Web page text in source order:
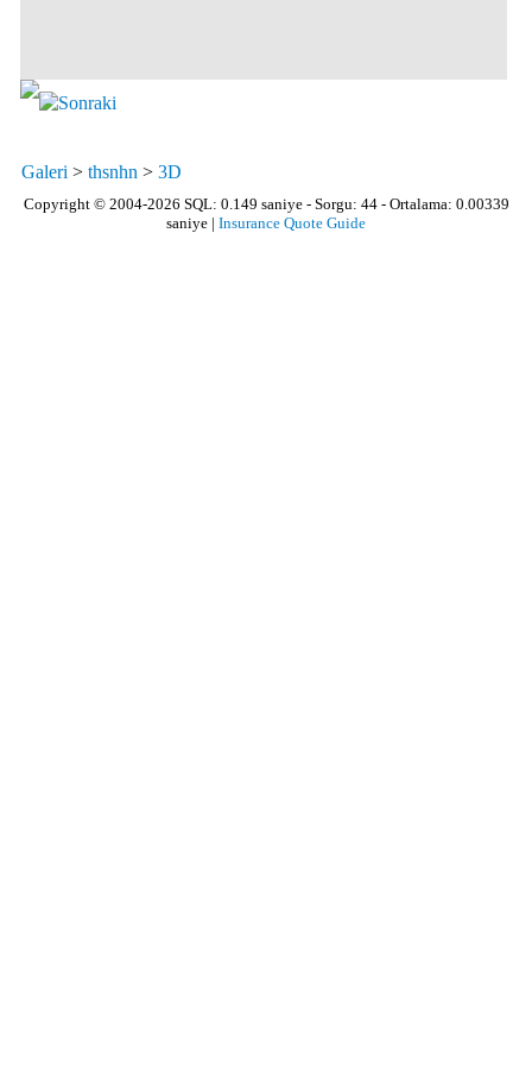
Galeri > thsnhn > 3D
Copyright © 2004-2026 SQL: 0.149 saniye - Sorgu: 44 - Ortalama: 0.00339
saniye | Insurance Quote Guide